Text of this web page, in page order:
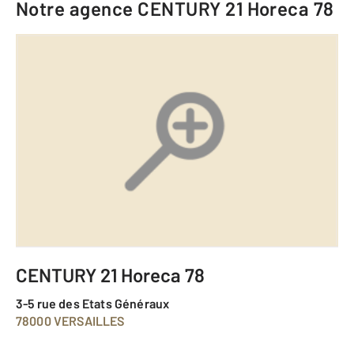
Notre agence CENTURY 21 Horeca 78
CENTURY 21 Horeca 78
3-5 rue des Etats Généraux
78000 VERSAILLES